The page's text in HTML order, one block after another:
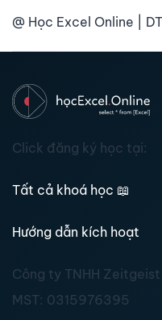
@ Học Excel Online |
Click đăng ký học tại:
Tất cả khoá học 📖
Hướng dẫn kích hoạt
Công ty TNHH Zeitgeist
MST: 0315976395